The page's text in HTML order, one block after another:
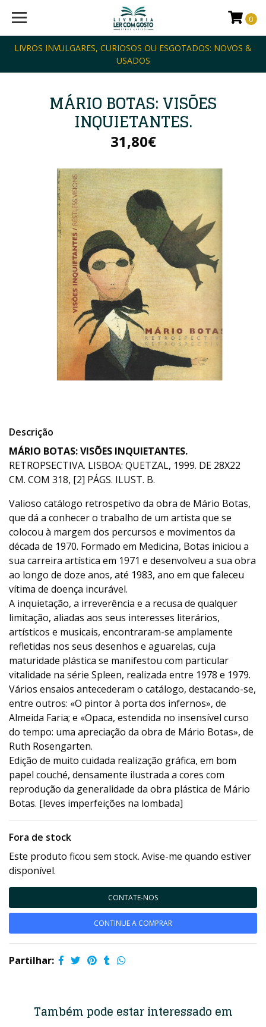
LIVROS INVULGARES, CURIOSOS OU ESGOTADOS: NOVOS &
USADOS
0
MÁRIO BOTAS: VISÕES
INQUIETANTES.
31,80€
Descrição
MÁRIO BOTAS: VISÕES INQUIETANTES.
RETROPSECTIVA. LISBOA: QUETZAL, 1999. DE 28X22
CM. COM 318, [2] PÁGS. ILUST. B.
Valioso catálogo retrospetivo da obra de Mário Botas,
que dá a conhecer o trabalho de um artista que se
colocou à margem dos percursos e movimentos da
década de 1970. Formado em Medicina, Botas iniciou a
sua carreira artística em 1971 e desenvolveu a sua obra
ao longo de doze anos, até 1983, ano em que faleceu
vítima de doença incurável.
A inquietação, a irreverência e a recusa de qualquer
limitação, aliadas aos seus interesses literários,
artísticos e musicais, encontraram-se amplamente
refletidas nos seus desenhos e aguarelas, cuja
maturidade plástica se manifestou com particular
vitalidade na série Spleen, realizada entre 1978 e 1979.
Vários ensaios antecederam o catálogo, destacando-se,
entre outros: «O pintor à porta dos infernos», de
Almeida Faria; e «Opaca, estendida no insensível curso
do tempo: uma apreciação da obra de Mário Botas», de
Ruth Rosengarten.
Edição de muito cuidada realização gráfica, em bom
papel couché, densamente ilustrada a cores com
reprodução da generalidade da obra plástica de Mário
Botas. [leves imperfeições na lombada]
Fora de stock
Este produto ficou sem stock. Avise-me quando estiver
disponível.
CONTATE-NOS
CONTINUE A COMPRAR
Partilhar:
Também pode estar interessado em